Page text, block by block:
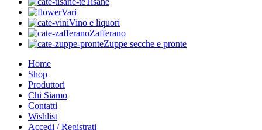
Vari
Vino e liquori
Zafferano
Zuppe secche e pronte
Home
Shop
Produttori
Chi Siamo
Contatti
Wishlist
Accedi / Registrati